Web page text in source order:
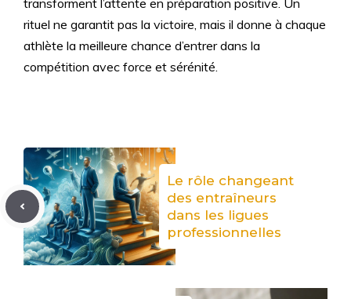
transforment l’attente en préparation positive. Un
rituel ne garantit pas la victoire, mais il donne à chaque
athlète la meilleure chance d’entrer dans la
compétition avec force et sérénité.
Le rôle changeant
des entraîneurs
dans les ligues
professionnelles